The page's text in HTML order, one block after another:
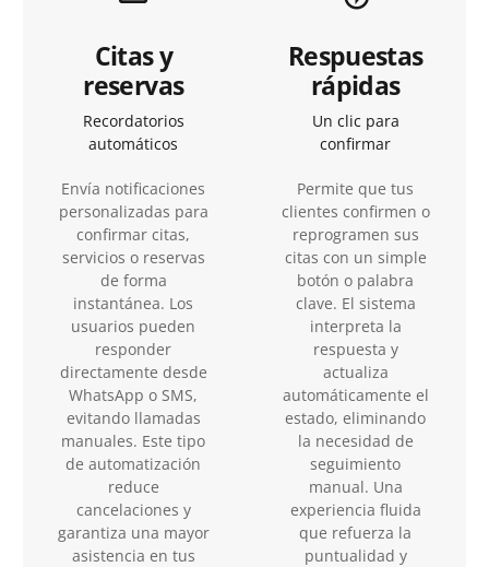
Citas y
reservas
Recordatorios
automáticos
Envía notificaciones
personalizadas para
confirmar citas,
servicios o reservas
de forma
instantánea. Los
usuarios pueden
responder
directamente desde
WhatsApp o SMS,
evitando llamadas
manuales. Este tipo
de automatización
reduce
cancelaciones y
garantiza una mayor
asistencia en tus
Respuestas
rápidas
Un clic para
confirmar
Permite que tus
clientes confirmen o
reprogramen sus
citas con un simple
botón o palabra
clave. El sistema
interpreta la
respuesta y
actualiza
automáticamente el
estado, eliminando
la necesidad de
seguimiento
manual. Una
experiencia fluida
que refuerza la
puntualidad y